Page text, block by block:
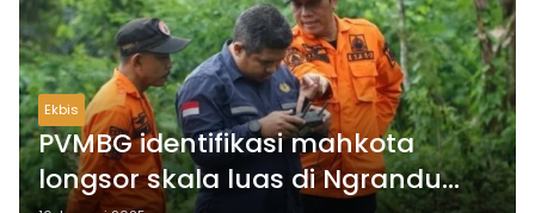
Ekbis
PVMBG identifikasi mahkota
longsor skala luas di Ngrandu